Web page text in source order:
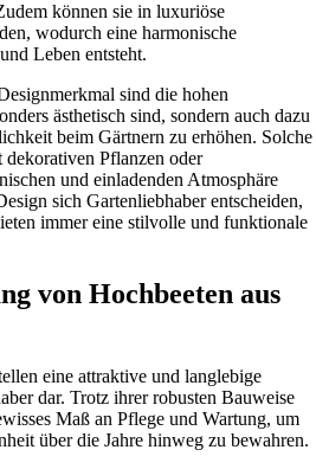
können sie in luxuriöse
wodurch eine harmonische
Leben entsteht.
sind die hohen
ästhetisch sind, sondern auch dazu
beim Gärtnern zu erhöhen. Solche
Pflanzen oder
und einladenden Atmosphäre
sich Gartenliebhaber entscheiden,
immer eine stilvolle und funktionale
von Hochbeeten aus
eine attraktive und langlebige
dar. Trotz ihrer robusten Bauweise
Maß an Pflege und Wartung, um
über die Jahre hinweg zu bewahren.